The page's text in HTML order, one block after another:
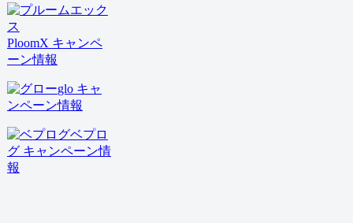
PloomX キャンペ
ーン情報
glo キャ
ンペーン情報
ベプロ
グ キャンペーン情
報